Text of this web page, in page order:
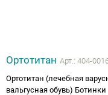
Ортотитан Арт.: 404-
Ортотитан (лечебная
вальгусная обувь) Ботинки